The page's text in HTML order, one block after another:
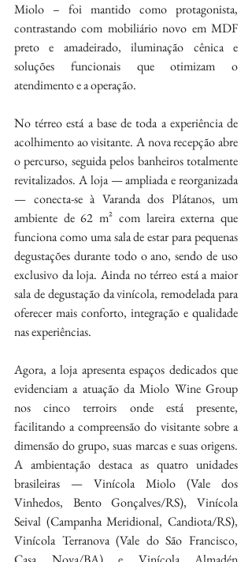
Miolo – foi mantido como protagonista,
contrastando com mobiliário novo em MDF
preto e amadeirado, iluminação cênica e
soluções funcionais que otimizam o
atendimento e a operação.
No térreo está a base de toda a experiência de
acolhimento ao visitante. A nova recepção abre
o percurso, seguida pelos banheiros totalmente
revitalizados. A loja — ampliada e reorganizada
— conecta-se à Varanda dos Plátanos, um
ambiente de 62 m² com lareira externa que
funciona como uma sala de estar para pequenas
degustações durante todo o ano, sendo de uso
exclusivo da loja. Ainda no térreo está a maior
sala de degustação da vinícola, remodelada para
oferecer mais conforto, integração e qualidade
nas experiências.
Agora, a loja apresenta espaços dedicados que
evidenciam a atuação da Miolo Wine Group
nos cinco terroirs onde está presente,
facilitando a compreensão do visitante sobre a
dimensão do grupo, suas marcas e suas origens.
A ambientação destaca as quatro unidades
brasileiras — Vinícola Miolo (Vale dos
Vinhedos, Bento Gonçalves/RS), Vinícola
Seival (Campanha Meridional, Candiota/RS),
Vinícola Terranova (Vale do São Francisco,